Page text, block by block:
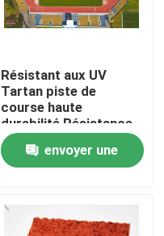
Résistant aux UV
Tartan piste de
course haute
durabilité Résistance
aux dommages
envoyer une